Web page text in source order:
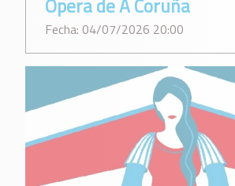
Ópera de A Coruña
Fecha: 04/07/2026 20:00